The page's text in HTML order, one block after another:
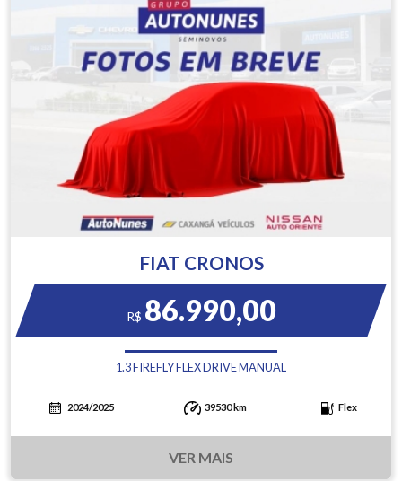
FIAT CRONOS
R$ 86.990,00
1.3 FIREFLY FLEX DRIVE MANUAL
2024/2025 39530 km Flex
VER MAIS